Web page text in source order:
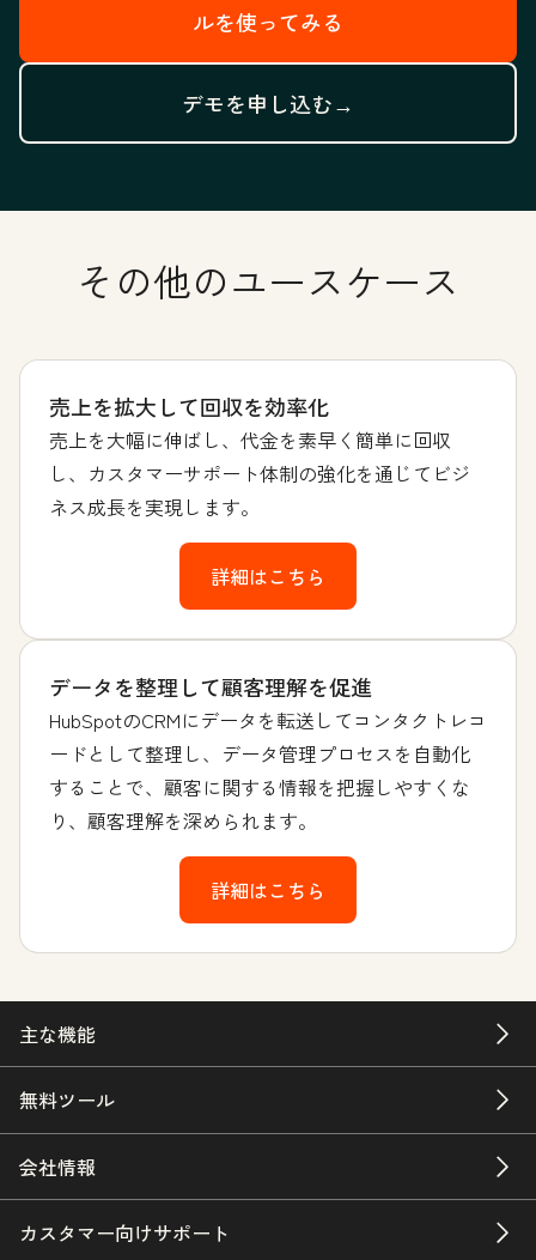
ルを使ってみる
デモを申し込む→
その他のユースケース
売上を拡大して回収を効率化
売上を大幅に伸ばし、代金を素早く簡単に回収
し、カスタマーサポート体制の強化を通じてビジ
ネス成長を実現します。
詳細はこちら
データを整理して顧客理解を促進
HubSpotのCRMにデータを転送してコンタクトレコ
ードとして整理し、データ管理プロセスを自動化
することで、顧客に関する情報を把握しやすくな
り、顧客理解を深められます。
詳細はこちら
主な機能
無料ツール
会社情報
カスタマー向けサポート